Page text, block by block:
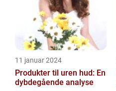
11 januar 2024
Produkter til uren hud: En
dybdegående analyse